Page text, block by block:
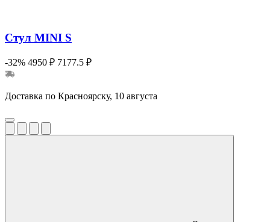
Стул MINI S
-32% 4950 ₽ 7177.5 ₽
Доставка по Красноярску, 10 августа